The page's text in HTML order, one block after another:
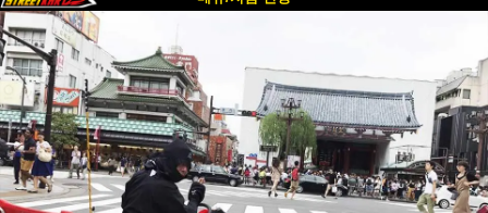
소개 가격
접근성 고객 리뷰 자주 묻는 질문
회사 정보 예약
지점 변경